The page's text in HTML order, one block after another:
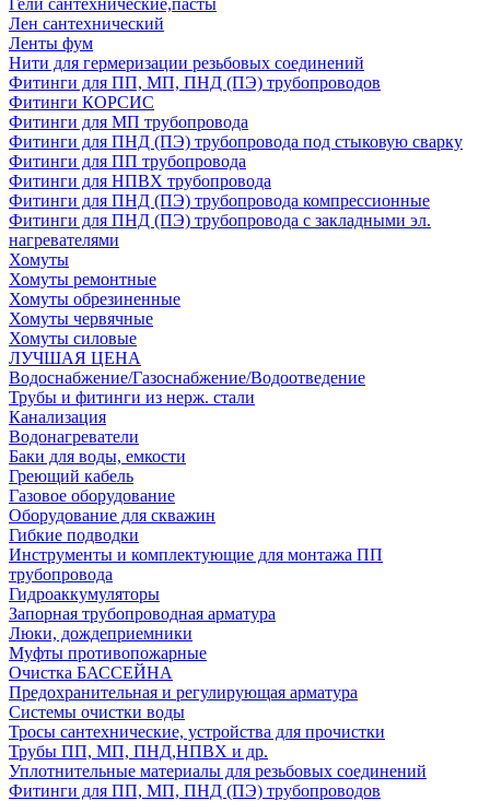
Гели сантехнические,пасты
Лен сантехнический
Ленты фум
Нити для гермеризации резьбовых соединений
Фитинги для ПП, МП, ПНД (ПЭ) трубопроводов
Фитинги КОРСИС
Фитинги для МП трубопровода
Фитинги для ПНД (ПЭ) трубопровода под стыковую сварку
Фитинги для ПП трубопровода
Фитинги для НПВХ трубопровода
Фитинги для ПНД (ПЭ) трубопровода компрессионные
Фитинги для ПНД (ПЭ) трубопровода с закладными эл.
нагревателями
Хомуты
Хомуты ремонтные
Хомуты обрезиненные
Хомуты червячные
Хомуты силовые
ЛУЧШАЯ ЦЕНА
Водоснабжение/Газоснабжение/Водоотведение
Трубы и фитинги из нерж. стали
Канализация
Водонагреватели
Баки для воды, емкости
Греющий кабель
Газовое оборудование
Оборудование для скважин
Гибкие подводки
Инструменты и комплектующие для монтажа ПП
трубопровода
Гидроаккумуляторы
Запорная трубопроводная арматура
Люки, дождеприемники
Муфты противопожарные
Очистка БАССЕЙНА
Предохранительная и регулирующая арматура
Системы очистки воды
Тросы сантехнические, устройства для прочистки
Трубы ПП, МП, ПНД,НПВХ и др.
Уплотнительные материалы для резьбовых соединений
Фитинги для ПП, МП, ПНД (ПЭ) трубопроводов